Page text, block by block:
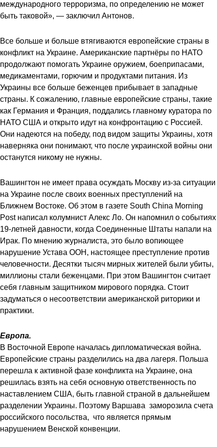
международного терроризма, по определению не может
быть таковой», — заключил Антонов.
Все больше и больше втягиваются европейские страны в
конфликт на Украине. Американские партнёры по НАТО
продолжают помогать Украине оружием, боеприпасами,
медикаментами, горючим и продуктами питания. Из
Украины все больше беженцев прибывает в западные
страны. К сожалению, главные европейские страны, такие
как Германия и Франция, поддались главному куратора по
НАТО США и открыто идут на конфронтацию с Россией.
Они надеются на победу, под видом защиты Украины, хотя
наверняка они понимают, что после украинской войны они
останутся никому не нужны.
Вашингтон не имеет права осуждать Москву из-за ситуации
на Украине после своих военных преступлений на
Ближнем Востоке. Об этом в газете South China Morning
Post написал колумнист Алекс Ло. Он напомнил о событиях
19-летней давности, когда Соединенные Штаты напали на
Ирак. По мнению журналиста, это было вопиющее
нарушение Устава ООН, настоящее преступление против
человечности. Десятки тысяч мирных жителей были убиты,
миллионы стали беженцами. При этом Вашингтон считает
себя главным защитником мирового порядка. Стоит
задуматься о несоответствии американской риторики и
практики.
Европа.
В Восточной Европе началась дипломатическая война.
Европейские страны разделились на два лагеря. Польша
перешла к активной фазе конфликта на Украине, она
решилась взять на себя основную ответственность по
наставлением США, быть главной страной в дальнейшем
разделении Украины. Поэтому Варшава заморозила счета
российского посольства, что является прямым
нарушением Венской конвенции.